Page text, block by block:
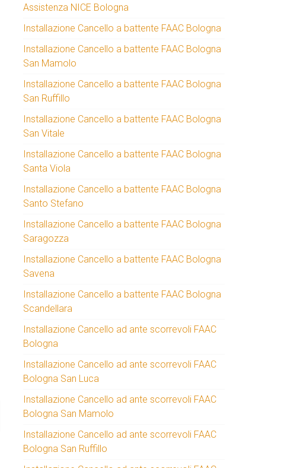
Assistenza NICE Bologna
Installazione Cancello a battente FAAC Bologna
Installazione Cancello a battente FAAC Bologna
San Mamolo
Installazione Cancello a battente FAAC Bologna
San Ruffillo
Installazione Cancello a battente FAAC Bologna
San Vitale
Installazione Cancello a battente FAAC Bologna
Santa Viola
Installazione Cancello a battente FAAC Bologna
Santo Stefano
Installazione Cancello a battente FAAC Bologna
Saragozza
Installazione Cancello a battente FAAC Bologna
Savena
Installazione Cancello a battente FAAC Bologna
Scandellara
Installazione Cancello ad ante scorrevoli FAAC
Bologna
Installazione Cancello ad ante scorrevoli FAAC
Bologna San Luca
Installazione Cancello ad ante scorrevoli FAAC
Bologna San Mamolo
Installazione Cancello ad ante scorrevoli FAAC
Bologna San Ruffillo